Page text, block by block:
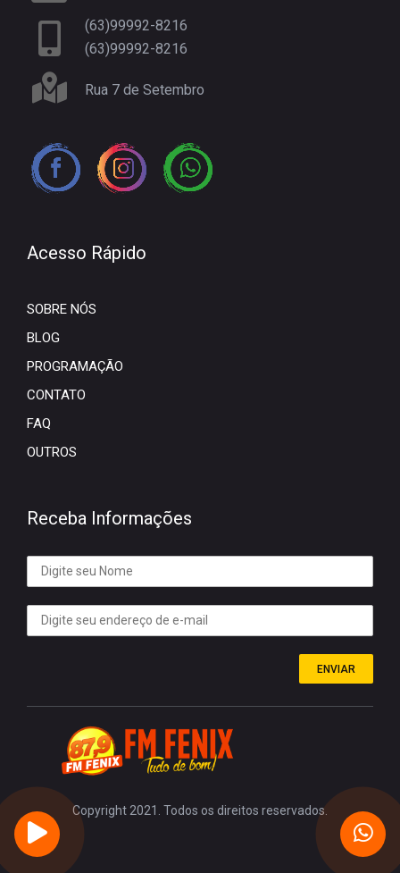
(63)99992-8216
(63)99992-8216
Rua 7 de Setembro
Acesso Rápido
SOBRE NÓS
BLOG
PROGRAMAÇÃO
CONTATO
FAQ
OUTROS
Receba Informações
ENVIAR
Copyright 2021. Todos os direitos reservados.